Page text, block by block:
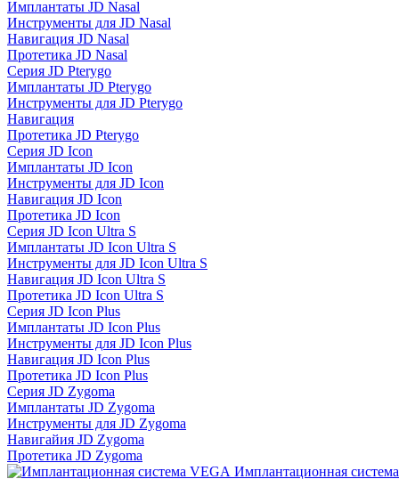
Имплантаты JD Nasal
Инструменты для JD Nasal
Навигация JD Nasal
Протетика JD Nasal
Серия JD Pterygo
Имплантаты JD Pterygo
Инструменты для JD Pterygo
Навигация
Протетика JD Pterygo
Серия JD Icon
Имплантаты JD Icon
Инструменты для JD Icon
Навигация JD Icon
Протетика JD Icon
Серия JD Icon Ultra S
Имплантаты JD Icon Ultra S
Инструменты для JD Icon Ultra S
Навигация JD Icon Ultra S
Протетика JD Icon Ultra S
Серия JD Icon Plus
Имплантаты JD Icon Plus
Инструменты для JD Icon Plus
Навигация JD Icon Plus
Протетика JD Icon Plus
Серия JD Zygoma
Имплантаты JD Zygoma
Инструменты для JD Zygoma
Навигайия JD Zygoma
Протетика JD Zygoma
Имплантационная